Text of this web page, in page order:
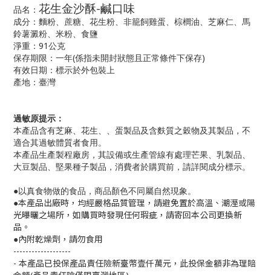
品名： 花生金沙酥-鹹口味
成分：麵粉、蔗糖、花生粉、非籠飼雞蛋、棕櫚油、芝麻仁、馬
鈴薯澱粉、米粉、食鹽
淨重： 91公克
保存期限：一年(係指未開封狀態且正常條件下保存)
有效日期：標示於外包裝上
產地：臺灣
過敏原提示：
本產品含有芝麻、花生、、蛋製品及含麩質之穀物及其製品，不
適合其過敏體質者食用。
本產品生產製程廠房，其設備或生產管線有處理芒果、乳製品、
大豆製品、堅果種子製品，消費者於購買前，請詳閱成分標示。
●以真食物做的食品，商品顏色不同屬自然現象。
●本產品出廠時，均經嚴格品質管理，請避免置於高溫、潮溼或陽
光曝曬之場所，如購買時發現任何瑕疵，請寄回本公司更換新
品。
●內附乾燥劑，請勿食用
-------------------
- 本產品已投保產品責任險新臺幣壹仟萬元，此投保金額非為理賠